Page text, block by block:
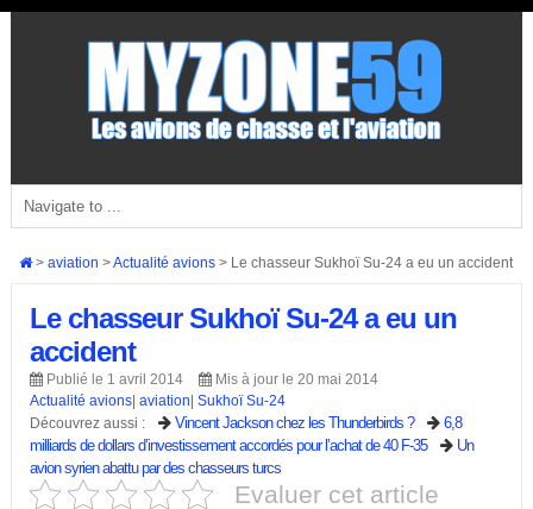
> aviation >Actualité avions> Le chasseur Sukhoï Su-24 a eu un accident
Le chasseur Sukhoï Su-24 a eu un
accident
Publié le 1 avril 2014
Mis à jour le 20 mai 2014
Actualité avions| aviation Sukhoï Su-24
Découvrez aussi :
Vincent Jackson chez les Thunderbirds ?
6,8
milliards de dollars d’investissement accordés pour l’achat de 40 F-35
Un
avion syrien abattu par des chasseurs turcs
Evaluer cet article